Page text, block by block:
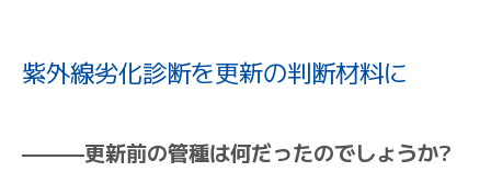
紫外線劣化診断を更新の判断材料に
———更新前の管種は何だったのでしょうか?